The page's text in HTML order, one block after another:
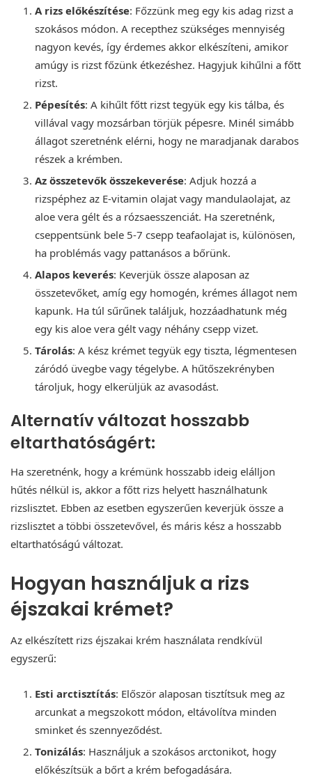
A rizs előkészítése: Főzzünk meg egy kis adag rizst a
szokásos módon. A recepthez szükséges mennyiség
nagyon kevés, így érdemes akkor elkészíteni, amikor
amúgy is rizst főzünk étkezéshez. Hagyjuk kihűlni a főtt
rizst.
Pépesítés: A kihűlt főtt rizst tegyük egy kis tálba, és
villával vagy mozsárban törjük pépesre. Minél simább
állagot szeretnénk elérni, hogy ne maradjanak darabos
részek a krémben.
Az összetevők összekeverése: Adjuk hozzá a
rizspéphez az E-vitamin olajat vagy mandulaolajat, az
aloe vera gélt és a rózsaesszenciát. Ha szeretnénk,
cseppentsünk bele 5-7 csepp teafaolajat is, különösen,
ha problémás vagy pattanásos a bőrünk.
Alapos keverés: Keverjük össze alaposan az
összetevőket, amíg egy homogén, krémes állagot nem
kapunk. Ha túl sűrűnek találjuk, hozzáadhatunk még
egy kis aloe vera gélt vagy néhány csepp vizet.
Tárolás: A kész krémet tegyük egy tiszta, légmentesen
záródó üvegbe vagy tégelybe. A hűtőszekrényben
tároljuk, hogy elkerüljük az avasodást.
Alternatív változat hosszabb
eltarthatóságért:
Ha szeretnénk, hogy a krémünk hosszabb ideig elálljon
hűtés nélkül is, akkor a főtt rizs helyett használhatunk
rizslisztet. Ebben az esetben egyszerűen keverjük össze a
rizslisztet a többi összetevővel, és máris kész a hosszabb
eltarthatóságú változat.
Hogyan használjuk a rizs
éjszakai krémet?
Az elkészített rizs éjszakai krém használata rendkívül
egyszerű:
Esti arctisztítás: Először alaposan tisztítsuk meg az
arcunkat a megszokott módon, eltávolítva minden
sminket és szennyeződést.
Tonizálás: Használjuk a szokásos arctonikot, hogy
előkészítsük a bőrt a krém befogadására.